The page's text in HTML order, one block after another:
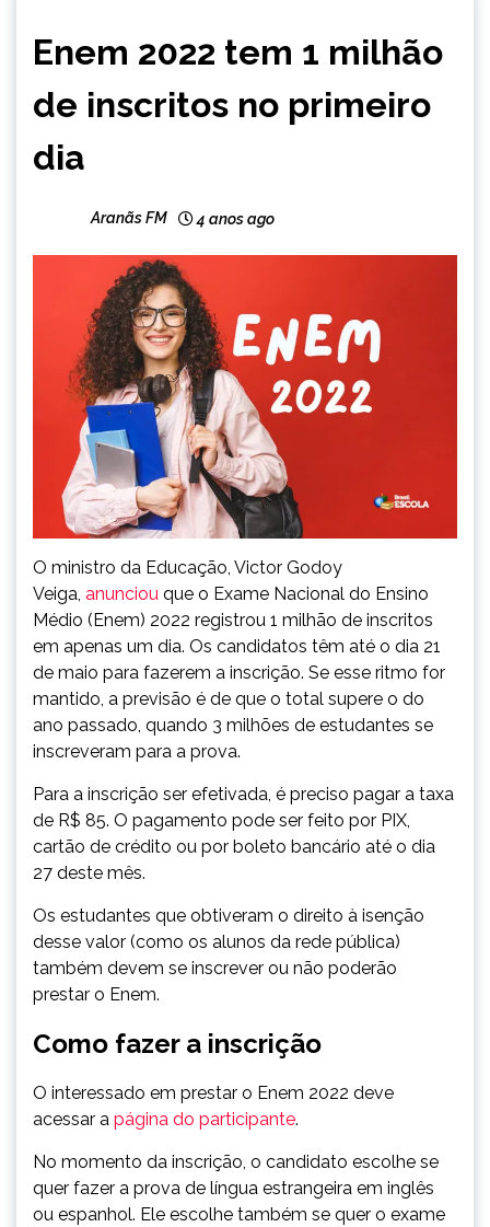
NOTÍCIAS
Enem 2022 tem 1 milhão
de inscritos no primeiro
dia
Aranãs FM 4 anos ago
O ministro da Educação, Victor Godoy
Veiga, anunciou que o Exame Nacional do Ensino
Médio (Enem) 2022 registrou 1 milhão de inscritos
em apenas um dia. Os candidatos têm até o dia 21
de maio para fazerem a inscrição. Se esse ritmo for
mantido, a previsão é de que o total supere o do
ano passado, quando 3 milhões de estudantes se
inscreveram para a prova.
Para a inscrição ser efetivada, é preciso pagar a taxa
de R$ 85. O pagamento pode ser feito por PIX,
cartão de crédito ou por boleto bancário até o dia
27 deste mês.
Os estudantes que obtiveram o direito à isenção
desse valor (como os alunos da rede pública)
também devem se inscrever ou não poderão
prestar o Enem.
Como fazer a inscrição
O interessado em prestar o Enem 2022 deve
acessar a página do participante.
No momento da inscrição, o candidato escolhe se
quer fazer a prova de língua estrangeira em inglês
ou espanhol. Ele escolhe também se quer o exame